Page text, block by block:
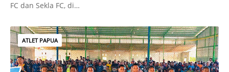
FC dan Sekla FC, di…
ATLET PAPUA